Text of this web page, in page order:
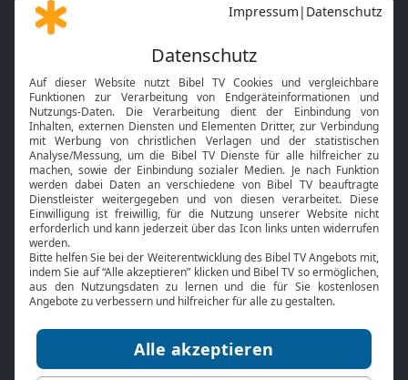
Gott und Bibel erklärt
Neuigkeiten
Mobile App
Smart TV
HbbTV
Bibelthek Online-Bibel
Nächster Gottesdienst
Bibel TV
Über uns
Jobs
Mediadaten
Service
Kontakt
TV-Empfang